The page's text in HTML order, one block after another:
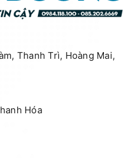
Thanh Trì, Hoàng Mai,
Hóa